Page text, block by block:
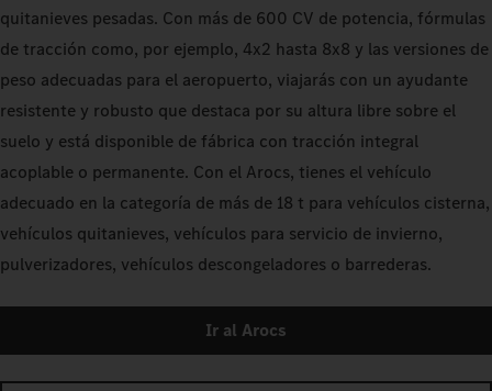
quitanieves pesadas. Con más de 600 CV de potencia, fórmulas
de tracción como, por ejemplo, 4x2 hasta 8x8 y las versiones de
peso adecuadas para el aeropuerto, viajarás con un ayudante
resistente y robusto que destaca por su altura libre sobre el
suelo y está disponible de fábrica con tracción integral
acoplable o permanente. Con el Arocs, tienes el vehículo
adecuado en la categoría de más de 18 t para vehículos cisterna,
vehículos quitanieves, vehículos para servicio de invierno,
pulverizadores, vehículos descongeladores o barrederas.
Ir al Arocs